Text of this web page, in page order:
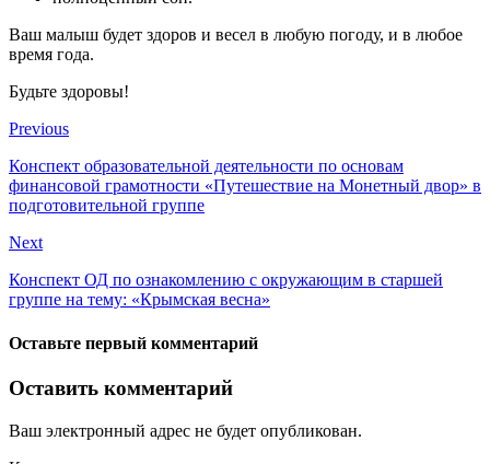
Ваш малыш будет здоров и весел в любую погоду, и в любое
время года.
Будьте здоровы!
Previous
Конспект образовательной деятельности по основам
финансовой грамотности «Путешествие на Монетный двор» в
подготовительной группе
Next
Конспект ОД по ознакомлению с окружающим в старшей
группе на тему: «Крымская весна»
Оставьте первый комментарий
Оставить комментарий
Ваш электронный адрес не будет опубликован.